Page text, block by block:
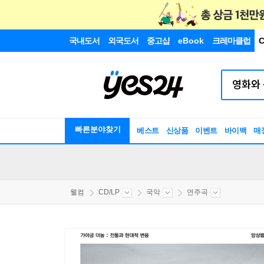
국내도서 외국도서 중고샵 eBook 크레마클럽
빠른분야찾기 베스트 신상품 이벤트 바이백 매
웰컴 CD/LP 국악 연주곡